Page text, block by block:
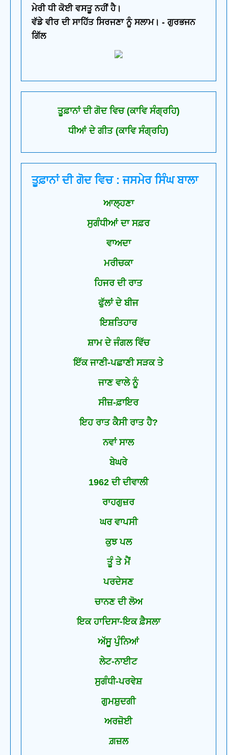
ਮੇਰੀ ਧੀ ਕੋਈ ਵਸਤੂ ਨਹੀਂ ਹੈ।
ਵੱਡੇ ਵੀਰ ਦੀ ਸਾਹਿੱਤ ਸਿਰਜਣਾ ਨੂੰ ਸਲਾਮ। - ਗੁਰਭਜਨ
ਗਿੱਲ
ਤੂਫ਼ਾਨਾਂ ਦੀ ਗੋਦ ਵਿਚ (ਕਾਵਿ ਸੰਗ੍ਰਹਿ)
ਧੀਆਂ ਦੇ ਗੀਤ (ਕਾਵਿ ਸੰਗ੍ਰਹਿ)
ਤੂਫ਼ਾਨਾਂ ਦੀ ਗੋਦ ਵਿਚ : ਜਸਮੇਰ ਸਿੰਘ ਬਾਲਾ
ਆਲ੍ਹਣਾ
ਸੁਗੰਧੀਆਂ ਦਾ ਸਫ਼ਰ
ਵਾਅਦਾ
ਮਰੀਚਕਾ
ਹਿਜਰ ਦੀ ਰਾਤ
ਫੁੱਲਾਂ ਦੇ ਬੀਜ
ਇਸ਼ਤਿਹਾਰ
ਸ਼ਾਮ ਦੇ ਜੰਗਲ ਵਿੱਚ
ਇੱਕ ਜਾਣੀ-ਪਛਾਣੀ ਸੜਕ ਤੇ
ਜਾਣ ਵਾਲੇ ਨੂੰ
ਸੀਜ਼-ਫ਼ਾਇਰ
ਇਹ ਰਾਤ ਕੈਸੀ ਰਾਤ ਹੈ?
ਨਵਾਂ ਸਾਲ
ਬੇਘਰੇ
1962 ਦੀ ਦੀਵਾਲੀ
ਰਾਹਗੁਜ਼ਰ
ਘਰ ਵਾਪਸੀ
ਕੁਝ ਪਲ
ਤੂੰ ਤੇ ਮੈਂ
ਪਰਦੇਸਣ
ਚਾਨਣ ਦੀ ਲੋਅ
ਇਕ ਹਾਦਿਸਾ-ਇਕ ਫ਼ੈਸਲਾ
ਅੱਸੂ ਪੁੰਨਿਆਂ
ਲੇਟ-ਨਾਈਟ
ਸੁਗੰਧੀ-ਪਰਵੇਸ਼
ਗੁਮਸ਼ੁਦਗੀ
ਅਰਜ਼ੋਈ
ਗ਼ਜ਼ਲ